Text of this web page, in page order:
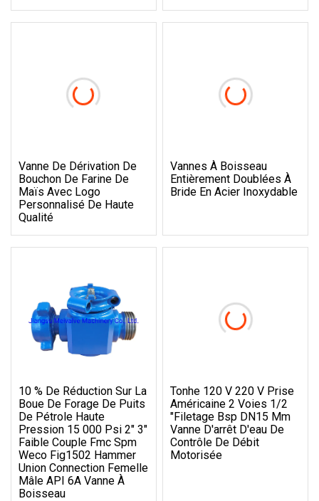
Vanne De Dérivation De
Bouchon De Farine De
Maïs Avec Logo
Personnalisé De Haute
Qualité
Vannes À Boisseau
Entièrement Doublées À
Bride En Acier Inoxydable
10 % De Réduction Sur La
Boue De Forage De Puits
De Pétrole Haute
Pression 15 000 Psi 2" 3"
Faible Couple Fmc Spm
Weco Fig1502 Hammer
Union Connection Femelle
Mâle API 6A Vanne À
Boisseau
Tonhe 120 V 220 V Prise
Américaine 2 Voies 1/2
"filetage Bsp DN15 Mm
Vanne D'arrêt D'eau De
Contrôle De Débit
Motorisée